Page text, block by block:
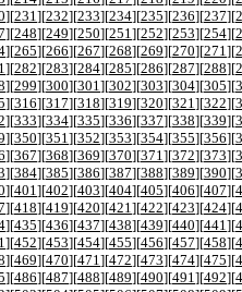
][231 ][232][233][234][235][236][237][
][248][249][250][251 ][252][253][254][
][265][266][267][268][269][270][271 ][
][282][283][284][285][286][287][288][
][299][300][301 ][302][303][304][305][
][316][317][318][319][320][321 ][322][
][333][334][335][336][337][338][339][
][350][351 ][352][353][354][355][356][
][367][368][369][370][371 ][372][373][
][384][385][386][387][388][389][390][
][401 ][402][403][404][405][406][407][
][418][419][420][421 ][422][423][424][
][435][436][437][438][439][440][441 ][
][452][453][454][455][456][457][458][
][469][470][471 ][472][473][474][475][
][486][487][488][489][490][491 ][492][